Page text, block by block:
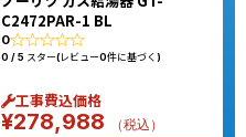
C2472PAR-1 BL
0
0 / 5 スター(レビュー0件に基づく)
工事費込価格
¥278,988 （税込）